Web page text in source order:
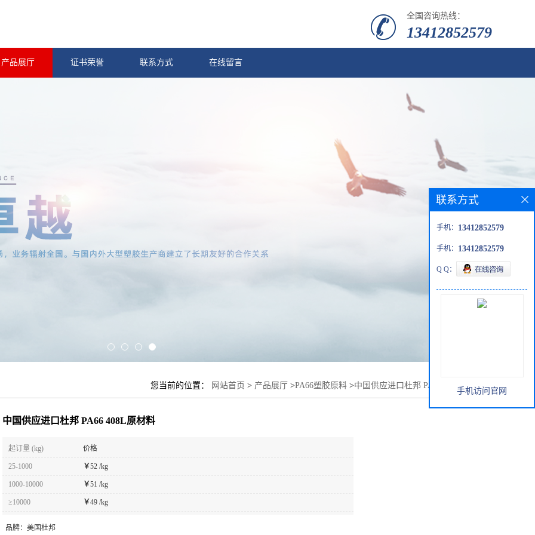
全国咨询热线：
13412852579
产品展厅 证书荣誉 联系方式 在线留言
您当前的位置： 网站首页 > 产品展厅 >PA66塑胶原料 >中国供应进口杜邦 PA66 408L原材料
中国供应进口杜邦 PA66 408L原材料
起订量 (kg) 价格
25-1000 ￥52 /kg
1000-10000 ￥51 /kg
≥10000 ￥49 /kg
品牌： 美国杜邦
联系方式
手机： 13412852579
手机： 13412852579
Q Q：
手机访问官网